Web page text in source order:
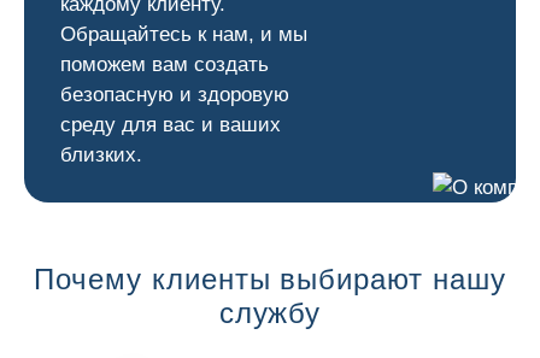
Обращайтесь к нам, и мы
поможем вам создать
безопасную и здоровую
среду для вас и ваших
близких.
Почему клиенты выбирают нашу
службу